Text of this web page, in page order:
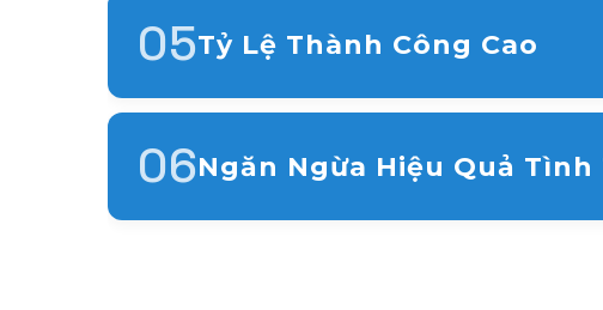
05Tỷ Lệ Thành Công Cao
Với sự phát triển của công nghệ nha
06Ngăn Ngừa Hiệu Quả
Khi mất răng, xương hàm tại vị trí đó sẽ